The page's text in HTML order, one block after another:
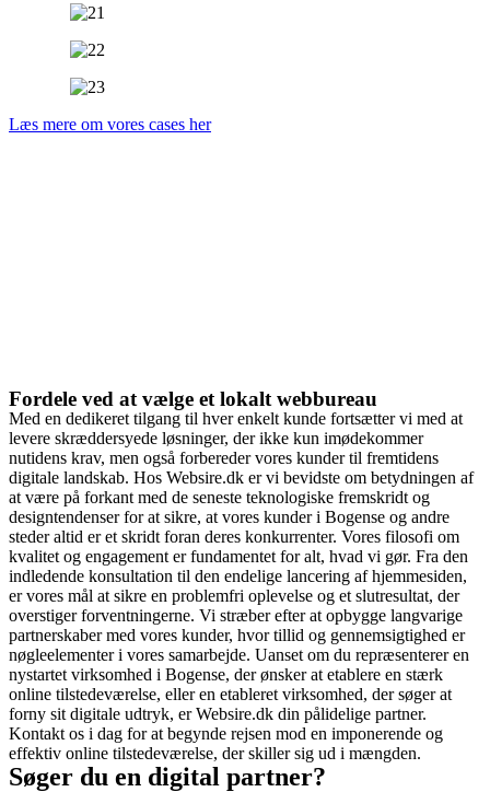
Læs mere om vores cases her
Fordele ved at vælge et lokalt webbureau
Med en dedikeret tilgang til hver enkelt kunde fortsætter vi med at
levere skræddersyede løsninger, der ikke kun imødekommer
nutidens krav, men også forbereder vores kunder til fremtidens
digitale landskab. Hos Websire.dk er vi bevidste om betydningen af
at være på forkant med de seneste teknologiske fremskridt og
designtendenser for at sikre, at vores kunder i Bogense og andre
steder altid er et skridt foran deres konkurrenter. Vores filosofi om
kvalitet og engagement er fundamentet for alt, hvad vi gør. Fra den
indledende konsultation til den endelige lancering af hjemmesiden,
er vores mål at sikre en problemfri oplevelse og et slutresultat, der
overstiger forventningerne. Vi stræber efter at opbygge langvarige
partnerskaber med vores kunder, hvor tillid og gennemsigtighed er
nøgleelementer i vores samarbejde. Uanset om du repræsenterer en
nystartet virksomhed i Bogense, der ønsker at etablere en stærk
online tilstedeværelse, eller en etableret virksomhed, der søger at
forny sit digitale udtryk, er Websire.dk din pålidelige partner.
Kontakt os i dag for at begynde rejsen mod en imponerende og
effektiv online tilstedeværelse, der skiller sig ud i mængden.
Søger du en digital partner?